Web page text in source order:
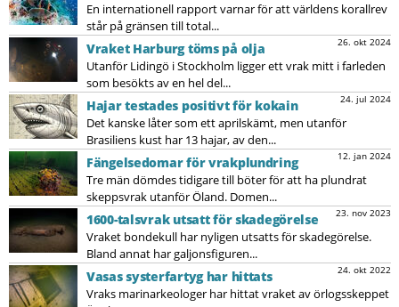
En internationell rapport varnar för att världens korallrev
står på gränsen till total...
26. okt 2024
Vraket Harburg töms på olja
Utanför Lidingö i Stockholm ligger ett vrak mitt i farleden
som besökts av en hel del...
24. jul 2024
Hajar testades positivt för kokain
Det kanske låter som ett aprilskämt, men utanför
Brasiliens kust har 13 hajar, av den...
12. jan 2024
Fängelsedomar för vrakplundring
Tre män dömdes tidigare till böter för att ha plundrat
skeppsvrak utanför Öland. Domen...
23. nov 2023
1600-talsvrak utsatt för skadegörelse
Vraket bondekull har nyligen utsatts för skadegörelse.
Bland annat har galjonsfiguren...
24. okt 2022
Vasas systerfartyg har hittats
Vraks marinarkeologer har hittat vraket av örlogsskeppet